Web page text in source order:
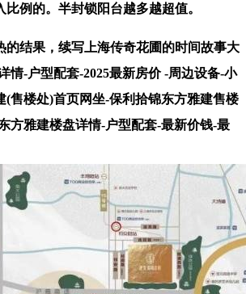
例的。半封锁阳台越多越超值。
结果，续写上海传奇花圃的时间故事大
情-户型配套-2025最新房价 -周边设备-小
(售楼处)首页网坐-保利拾锦东方雅建售楼
方雅建楼盘详情-户型配套-最新价钱-最